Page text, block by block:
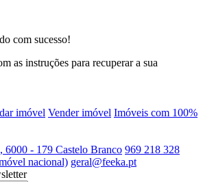
com sucesso!
as instruções para recuperar a sua
imóvel Vender imóvel Imóveis com 100%
6000 - 179 Castelo Branco 969 218 328
nacional) geral@feeka.pt